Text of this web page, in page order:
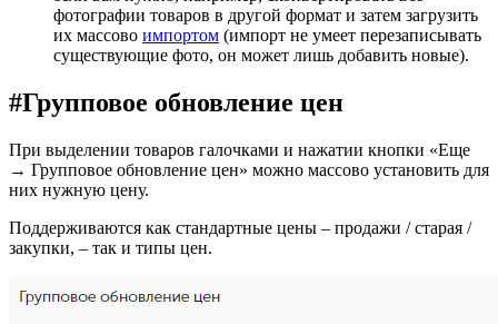
фотографии товаров в другой формат и затем загрузить
их массово импортом (импорт не умеет перезаписывать
существующие фото, он может лишь добавить новые).
#Групповое обновление цен
При выделении товаров галочками и нажатии кнопки «Еще
→ Групповое обновление цен» можно массово установить для
них нужную цену.
Поддерживаются как стандартные цены – продажи / старая /
закупки, – так и типы цен.